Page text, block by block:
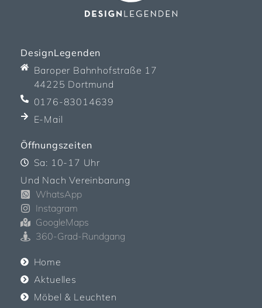
DesignLegenden
Baroper Bahnhofstraße 17
44225 Dortmund
0176-83014639
E-Mail
Öffnungszeiten
Sa: 10-17 Uhr
Und Nach Vereinbarung
WhatsApp
Instagram
GoogleMaps
360-Grad-Rundgang
Home
Aktuelles
Möbel & Leuchten